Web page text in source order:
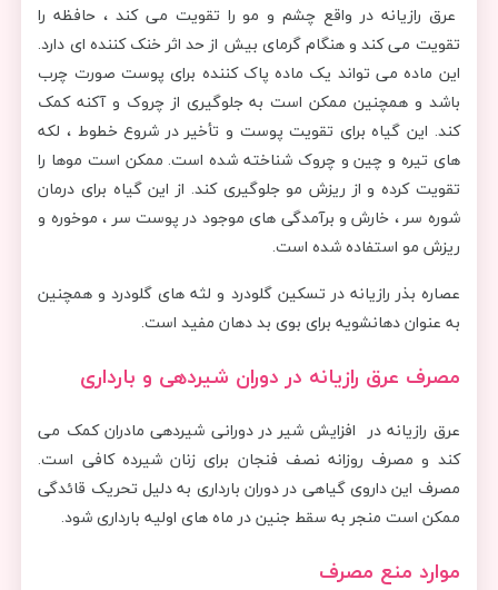
عرق رازیانه در واقع چشم و مو را تقویت می کند ، حافظه را
تقویت می کند و هنگام گرمای بیش از حد اثر خنک کننده ای دارد.
این ماده می تواند یک ماده پاک کننده برای پوست صورت چرب
باشد و همچنین ممکن است به جلوگیری از چروک و آکنه کمک
کند. این گیاه برای تقویت پوست و تأخیر در شروع خطوط ، لکه
های تیره و چین و چروک شناخته شده است. ممکن است موها را
تقویت کرده و از ریزش مو جلوگیری کند. از این گیاه برای درمان
شوره سر ، خارش و برآمدگی های موجود در پوست سر ، موخوره و
ریزش مو استفاده شده است.
عصاره بذر رازیانه در تسکین گلودرد و لثه های گلودرد و همچنین
به عنوان دهانشویه برای بوی بد دهان مفید است.
مصرف عرق رازیانه در دوران شیردهی و بارداری
عرق رازیانه در افزایش شیر در دورانی شیردهی مادران کمک می
کند و مصرف روزانه نصف فنجان برای زنان شیرده کافی است.
مصرف این داروی گیاهی در دوران بارداری به دلیل تحریک قائدگی
ممکن است منجر به سقط جنین در ماه های اولیه بارداری شود.
موارد منع مصرف